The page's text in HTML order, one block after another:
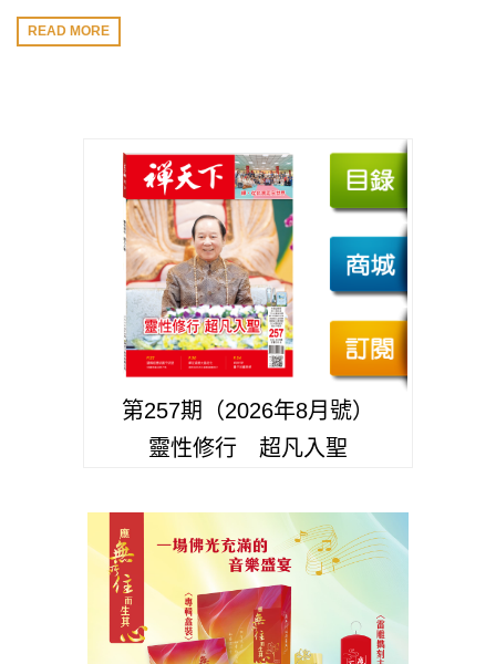
READ MORE
第257期（2026年8月號）
靈性修行 超凡入聖